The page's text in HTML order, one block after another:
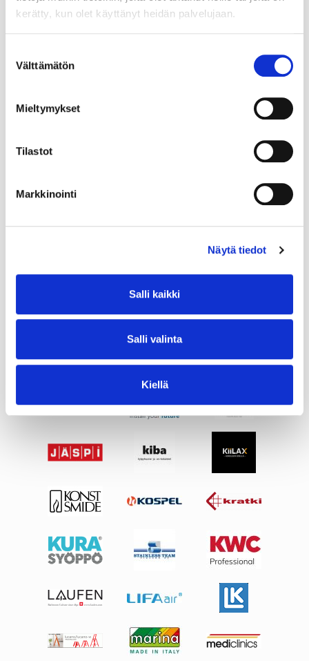
kerätty, kun olet käyttänyt heidän palvelujaan.
valinta
Välttämätön
Mieltymykset
Tilastot
Markkinointi
Näytä tiedot
Salli kaikki
Salli valinta
Kiellä